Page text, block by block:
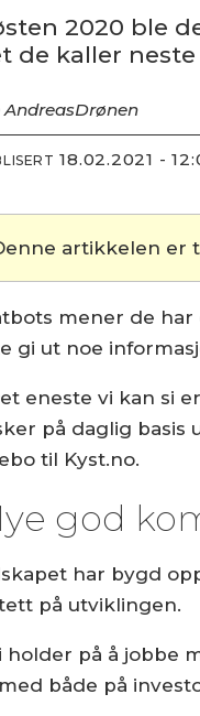
2020 ble
de kaller
AndreasDrønen
18.02.2021 -
artikkelen er
mener de
gi ut noe
eneste vi kan si
på daglig basis
til Kyst.no.
god
har bygd
på utviklingen.
holder på å jobbe
både på